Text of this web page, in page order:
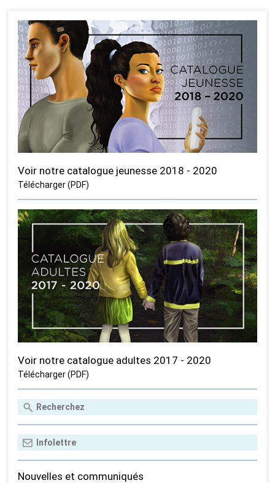
Voir notre catalogue jeunesse 2018 - 2020
Télécharger (PDF)
Voir notre catalogue adultes 2017 - 2020
Télécharger (PDF)
Nouvelles et communiqués